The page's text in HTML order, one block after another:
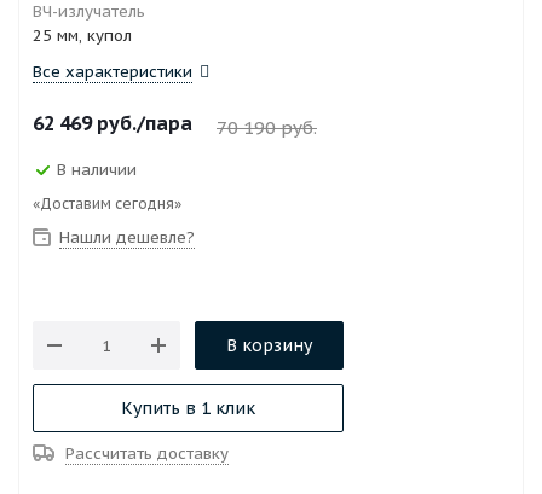
ВЧ-излучатель
25 мм, купол
Все характеристики
62 469руб./пара 70 190руб.
В наличии
«Доставим сегодня»
Нашли дешевле?
В корзину
Купить в 1 клик
Рассчитать доставку